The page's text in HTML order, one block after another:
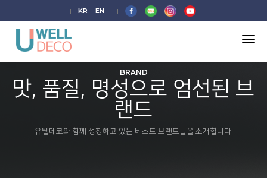
KR EN
BRAND
맛, 품질, 명성으로 엄선된 브
랜드
유웰데코와 함께 성장하고 있는 베스트 브랜드들을 소개합니다.